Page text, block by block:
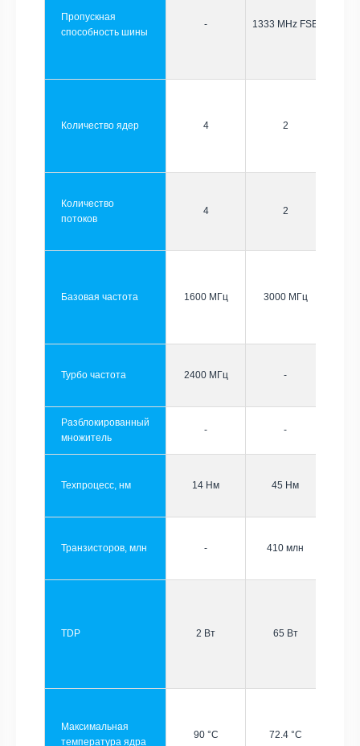
Пропускная
способность шины
- 1333 MHz FSB
Количество ядер 4 2
Количество
потоков
4 2
Базовая частота 1600 МГц 3000 МГц
Турбо частота 2400 МГц -
Разблокированный
множитель
- -
Техпроцесс, нм 14 Нм 45 Нм
Транзисторов, млн - 410 млн
TDP 2 Вт 65 Вт
Максимальная
температура ядра
90 °C 72.4 °C